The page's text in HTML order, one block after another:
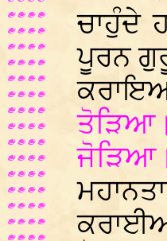
ਚਾਹੁੰਦੇ
ਪੂਰਨ